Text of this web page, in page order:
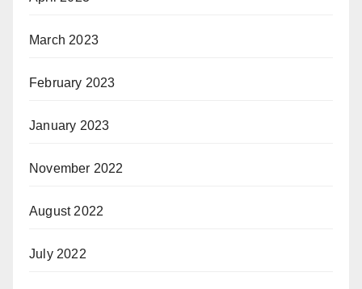
March 2023
February 2023
January 2023
November 2022
August 2022
July 2022